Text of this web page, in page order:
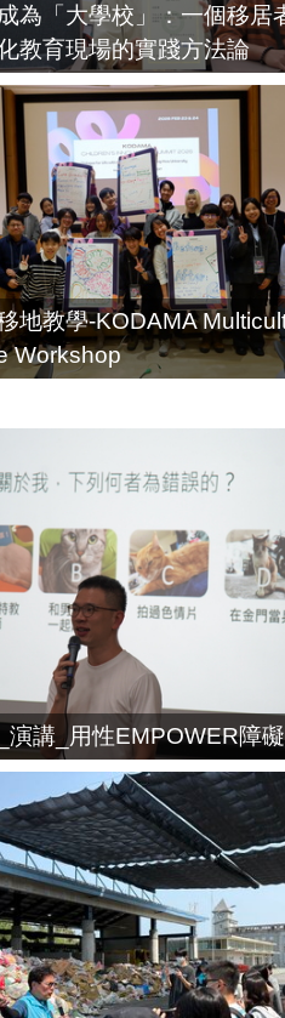
為「大學校」：一個移居
教育現場的實踐方法論
地教學-KODAMA
Workshop
演講_用性EMPOWER障